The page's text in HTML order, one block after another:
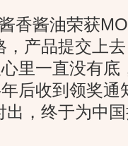
酱油荣获
，产品提交上
里一直没有
后收到领奖通
出，终于为中